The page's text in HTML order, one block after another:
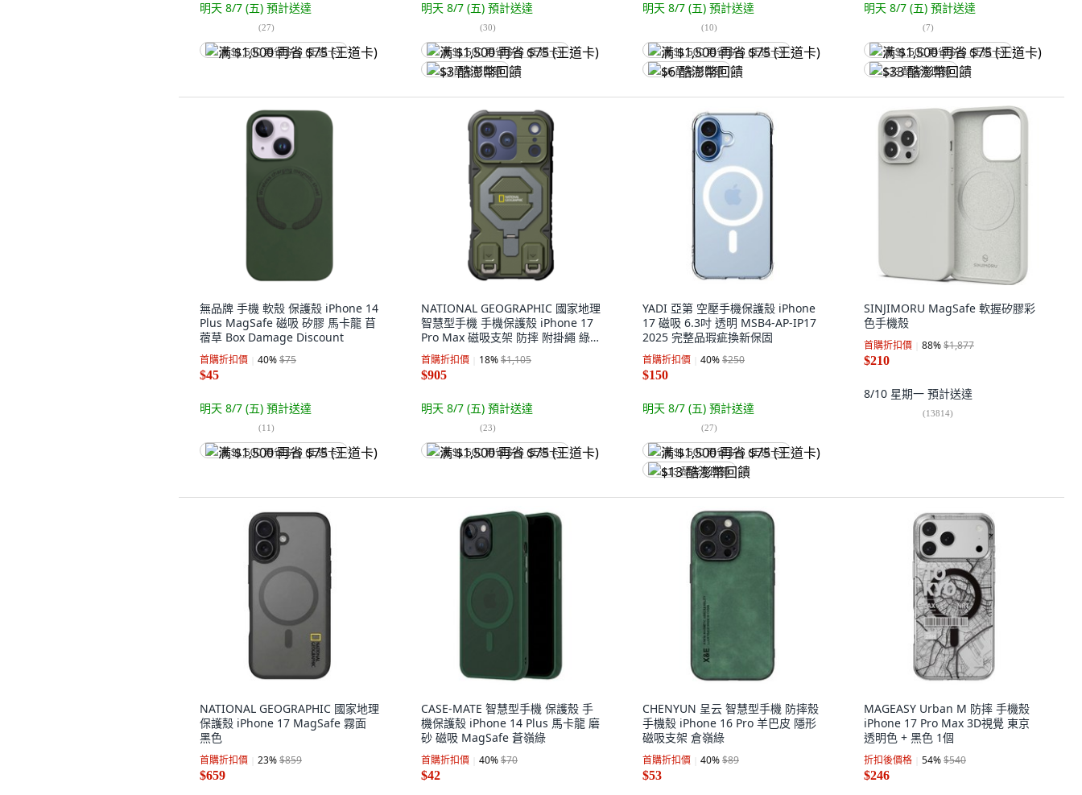
明天 8/7 (五) 預計送達
(27)
满 $1,500 再省 $75 (王道卡)
明天 8/7 (五) 預計送達
(30)
满 $1,500 再省 $75 (王道卡)
$3 酷澎幣回饋
明天 8/7 (五) 預計送達
(10)
满 $1,500 再省 $75 (王道卡)
$6 酷澎幣回饋
明天 8/7 (五) 預計送達
(7)
满 $1,500 再省 $75 (王道卡)
$33 酷澎幣回饋
無品牌 手機 軟殼 保護殼 iPhone 14
Plus MagSafe 磁吸 矽膠 馬卡龍 苜
蓿草 Box Damage Discount
首購折扣價 40%$75
$45
明天 8/7 (五) 預計送達
(11)
满 $1,500 再省 $75 (王道卡)
NATIONAL GEOGRAPHIC 國家地理
智慧型手機 手機保護殼 iPhone 17
Pro Max 磁吸支架 防摔 附掛繩 綠
色
首購折扣價 18%$1,105
$905
明天 8/7 (五) 預計送達
(23)
满 $1,500 再省 $75 (王道卡)
YADI 亞第 空壓手機保護殼 iPhone
17 磁吸 6.3吋 透明 MSB4-AP-IP17
2025 完整品瑕疵換新保固
首購折扣價 40%$250
$150
明天 8/7 (五) 預計送達
(27)
满 $1,500 再省 $75 (王道卡)
$13 酷澎幣回饋
SINJIMORU MagSafe 軟握矽膠彩
色手機殼
首購折扣價 88%$1,877
$210
8/10 星期一 預計送達
(13814)
NATIONAL GEOGRAPHIC 國家地理
保護殼 iPhone 17 MagSafe 霧面
黑色
首購折扣價 23%$859
$659
CASE-MATE 智慧型手機 保護殼 手
機保護殼 iPhone 14 Plus 馬卡龍 磨
砂 磁吸 MagSafe 蒼嶺綠
首購折扣價 40%$70
$42
CHENYUN 呈云 智慧型手機 防摔殼
手機殼 iPhone 16 Pro 羊巴皮 隱形
磁吸支架 倉嶺綠
首購折扣價 40%$89
$53
MAGEASY Urban M 防摔 手機殼
iPhone 17 Pro Max 3D視覺 東京
透明色 + 黑色 1個
折扣後價格 54%$540
$246